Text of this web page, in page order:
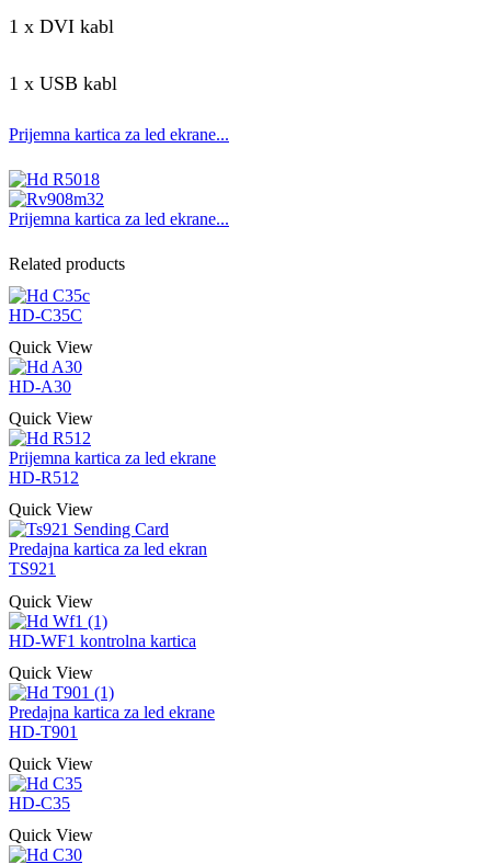
1 x DVI kabl
1 x USB kabl
Prijemna kartica za led ekrane...
Prijemna kartica za led ekrane...
Related products
HD-C35C
Quick View
HD-A30
Quick View
Prijemna kartica za led ekrane
HD-R512
Quick View
Predajna kartica za led ekran
TS921
Quick View
HD-WF1 kontrolna kartica
Quick View
Predajna kartica za led ekrane
HD-T901
Quick View
HD-C35
Quick View